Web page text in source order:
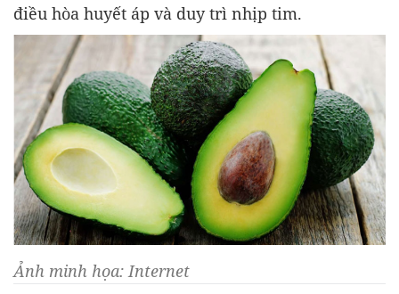
điều hòa huyết áp và duy trì nhịp tim.
Ảnh minh họa: Internet